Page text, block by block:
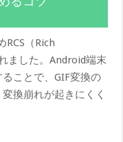
RCS（Rich
ました。Android端末
ことで、GIF変換の
換崩れが起きにくく